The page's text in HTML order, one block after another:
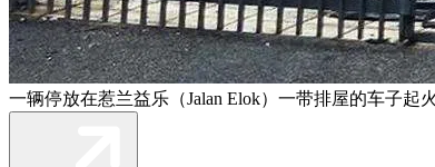
一辆停放在惹兰益乐（Jalan Elok）一带排屋的车子起